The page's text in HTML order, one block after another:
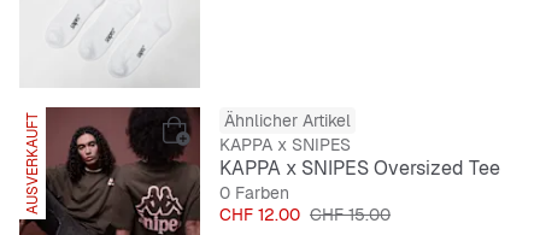
AUSVERKAUFTSNIPES EXKLUSIV
Ähnlicher Artikel
KAPPA x SNIPES
KAPPA x SNIPES Oversized Tee
0 Farben
Preis
CHF 12.00 Originalpreis
CHF 15.00